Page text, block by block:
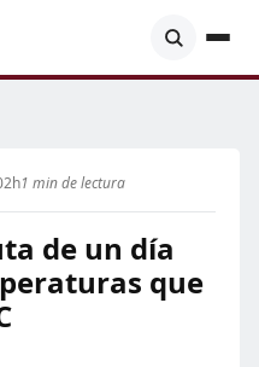
1 min de lectura
de un día
que